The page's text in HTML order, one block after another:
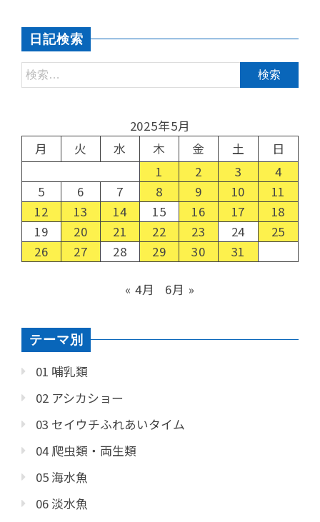
日記検索
2025年5月
月
火 水 木 金 土
日
1
2 3
4
5
6 7 8 9 10
11
12
13 14 15 16 17
18
19
20 21 22 23 24
25
26
27 28 29 30 31
« 4月 6月 »
テーマ別
01 哺乳類
02 アシカショー
03 セイウチふれあいタイム
04 爬虫類・両生類
05 海水魚
06 淡水魚